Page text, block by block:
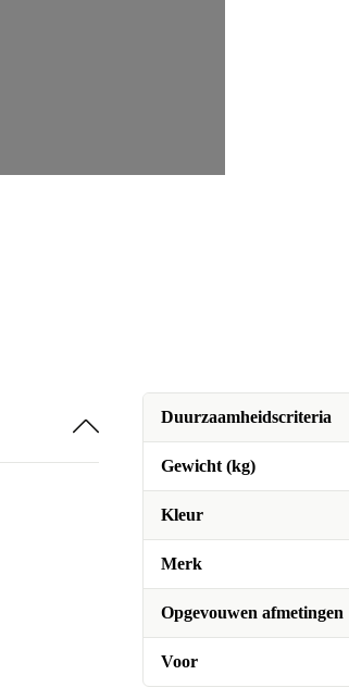
Duurzaamheidscriteria
Gewicht (kg)
Kleur
Merk
Opgevouwen afmetingen
Voor